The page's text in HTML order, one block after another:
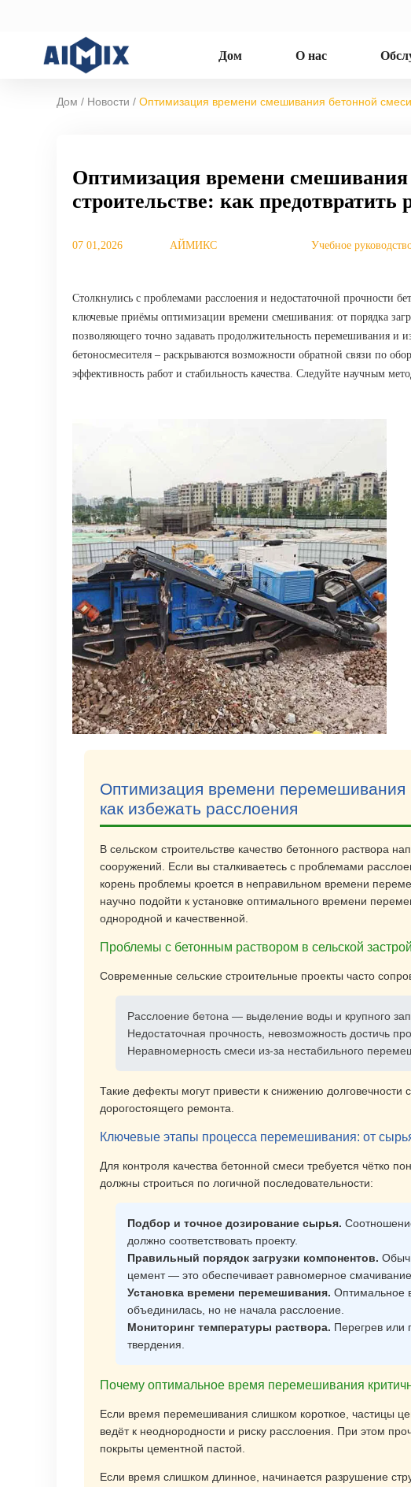
Дом О нас
Дом / Новости / Оптимизация времени смешивания бетонной смеси
Оптимизация времени смешивания
строительстве: как предотвратить
07 01,2026 АЙМИКС Учебное
Столкнулись с проблемами расслоения и недостаточной прочности
ключевые приёмы оптимизации времени смешивания: от порядка
позволяющего точно задавать продолжительность перемешивания и
бетоносмесителя – раскрываются возможности обратной связи по
эффективность работ и стабильность качества. Следуйте научным
Оптимизация времени перемешивания
как избежать расслоения
В сельском строительстве качество бетонного раствора
сооружений. Если вы сталкиваетесь с проблемами
корень проблемы кроется в неправильном времени
научно подойти к установке оптимального времени
однородной и качественной.
Проблемы с бетонным раствором в сельской
Современные сельские строительные проекты часто
Расслоение бетона — выделение воды и крупного
Недостаточная прочность, невозможность достичь
Неравномерность смеси из-за нестабильного
Такие дефекты могут привести к снижению
дорогостоящего ремонта.
Ключевые этапы процесса перемешивания: от
Для контроля качества бетонной смеси требуется чётко
должны строиться по логичной последовательности:
Подбор и точное дозирование сырья.
должно соответствовать проекту.
Правильный порядок загрузки компонентов.
цемент — это обеспечивает равномерное смачивание.
Установка времени перемешивания. Оптимальное
объединилась, но не начала расслоение.
Мониторинг температуры раствора. Перегрев или
твердения.
Почему оптимальное время перемешивания
Если время перемешивания слишком короткое , частицы
ведёт к неоднородности и риску расслоения. При этом
покрыты цементной пастой.
Если время слишком длинное , начинается разрушение